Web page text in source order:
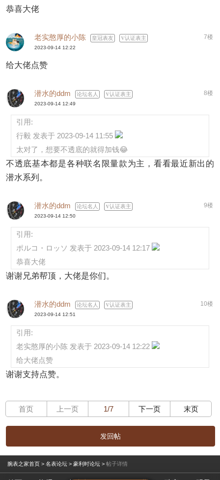
恭喜大佬
老实憨厚的小陈 皇冠表友 认证表主 7楼
2023-09-14 12:22
给大佬点赞
潜水的ddm 论坛名人 认证表主 8楼
2023-09-14 12:49
引用:
行毅 发表于 2023-09-14 11:55
太对了，想要不透底的就得加钱😂
不透底基本都是各种联名限量款为主，看看最近新出的
潜水系列。
潜水的ddm 论坛名人 认证表主 9楼
2023-09-14 12:50
引用:
ポルコ・ロッソ 发表于 2023-09-14 12:17
恭喜大佬
谢谢兄弟帮顶，大佬是你们。
潜水的ddm 论坛名人 认证表主 10楼
2023-09-14 12:51
引用:
老实憨厚的小陈 发表于 2023-09-14 12:22
给大佬点赞
谢谢支持点赞。
首页 上一页 1/7 下一页 末页
发回帖
腕表之家首页 > 名表论坛 > 豪利时论坛 > 帖子详情